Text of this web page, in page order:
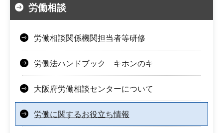
労働相談
労働相談関係機関担当者等研修
労働法ハンドブック キホンのキ
大阪府労働相談センターについて
労働に関するお役立ち情報